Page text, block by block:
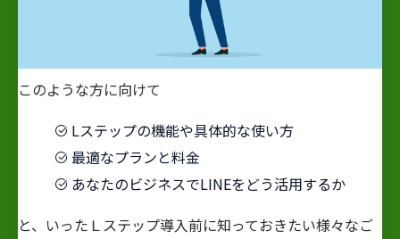
このような方に向けて
Lステップの機能や具体的な使い方
最適なプランと料金
あなたのビジネスでLINEをどう活用するか
と、いったＬステップ導入前に知っておきたい様々なご